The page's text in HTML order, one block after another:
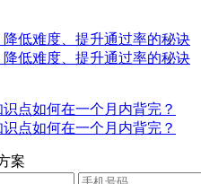
低难度、提升通过率的秘诀
低难度、提升通过率的秘诀
点如何在一个月内背完？
点如何在一个月内背完？
案